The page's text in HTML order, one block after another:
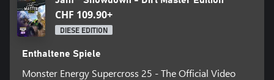
CHF 109.90+
DIESE EDITION
Enthaltene Spiele
Monster Energy Supercross 25 - The Official Video